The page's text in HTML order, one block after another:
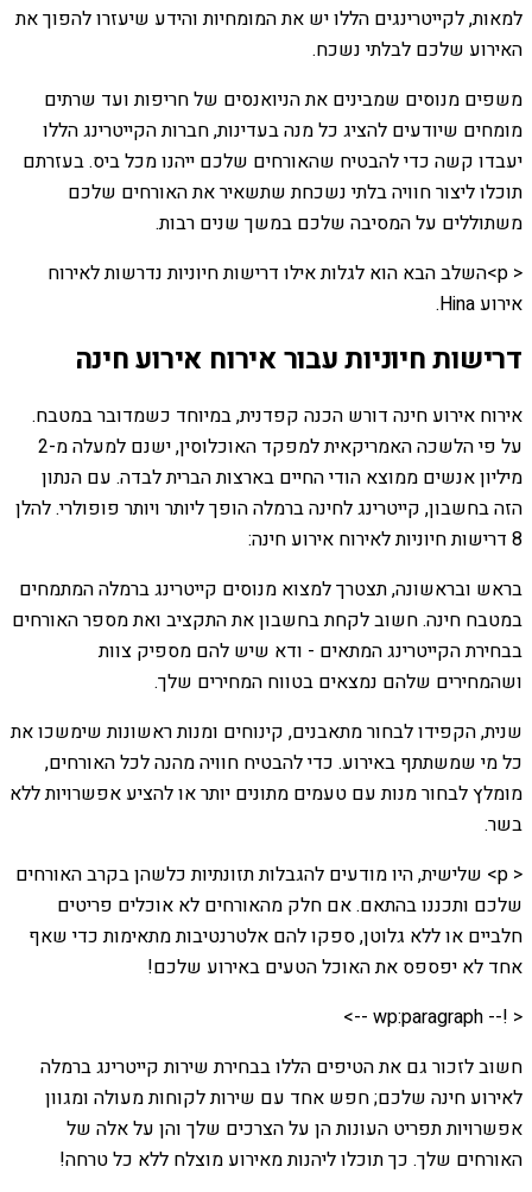
למאות, לקייטרינגים הללו יש את המומחיות והידע שיעזרו להפוך את
האירוע שלכם לבלתי נשכח.
משפים מנוסים שמבינים את הניואנסים של חריפות ועד שרתים
מומחים שיודעים להציג כל מנה בעדינות, חברות הקייטרינג הללו
יעבדו קשה כדי להבטיח שהאורחים שלכם ייהנו מכל ביס. בעזרתם
תוכלו ליצור חוויה בלתי נשכחת שתשאיר את האורחים שלכם
משתוללים על המסיבה שלכם במשך שנים רבות.
< p>השלב הבא הוא לגלות אילו דרישות חיוניות נדרשות לאירוח
אירוע Hina.
דרישות חיוניות עבור אירוח אירוע חינה
אירוח אירוע חינה דורש הכנה קפדנית, במיוחד כשמדובר במטבח.
על פי הלשכה האמריקאית למפקד האוכלוסין, ישנם למעלה מ-2
מיליון אנשים ממוצא הודי החיים בארצות הברית לבדה. עם הנתון
הזה בחשבון, קייטרינג לחינה ברמלה הופך ליותר ויותר פופולרי. להלן
8 דרישות חיוניות לאירוח אירוע חינה:
בראש ובראשונה, תצטרך למצוא מנוסים קייטרינג ברמלה המתמחים
במטבח חינה. חשוב לקחת בחשבון את התקציב ואת מספר האורחים
בבחירת הקייטרינג המתאים - ודא שיש להם מספיק צוות
ושהמחירים שלהם נמצאים בטווח המחירים שלך.
שנית, הקפידו לבחור מתאבנים, קינוחים ומנות ראשונות שימשכו את
כל מי שמשתתף באירוע. כדי להבטיח חוויה מהנה לכל האורחים,
מומלץ לבחור מנות עם טעמים מתונים יותר או להציע אפשרויות ללא
בשר.
< p> שלישית, היו מודעים להגבלות תזונתיות כלשהן בקרב האורחים
שלכם ותכננו בהתאם. אם חלק מהאורחים לא אוכלים פריטים
חלביים או ללא גלוטן, ספקו להם אלטרנטיבות מתאימות כדי שאף
אחד לא יפספס את האוכל הטעים באירוע שלכם!
< !-- wp:paragraph -->
חשוב לזכור גם את הטיפים הללו בבחירת שירות קייטרינג ברמלה
לאירוע חינה שלכם; חפש אחד עם שירות לקוחות מעולה ומגוון
אפשרויות תפריט העונות הן על הצרכים שלך והן על אלה של
האורחים שלך. כך תוכלו ליהנות מאירוע מוצלח ללא כל טרחה!